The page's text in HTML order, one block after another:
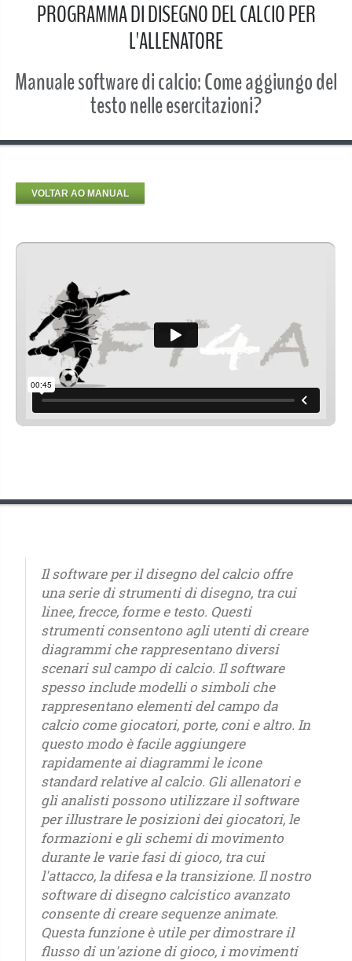
PROGRAMMA DI DISEGNO DEL CALCIO PER
L'ALLENATORE
Manuale software di calcio: Come aggiungo del
testo nelle esercitazioni?
VOLTAR AO MANUAL
Il software per il disegno del calcio offre
una serie di strumenti di disegno, tra cui
linee, frecce, forme e testo. Questi
strumenti consentono agli utenti di creare
diagrammi che rappresentano diversi
scenari sul campo di calcio. Il software
spesso include modelli o simboli che
rappresentano elementi del campo da
calcio come giocatori, porte, coni e altro. In
questo modo è facile aggiungere
rapidamente ai diagrammi le icone
standard relative al calcio. Gli allenatori e
gli analisti possono utilizzare il software
per illustrare le posizioni dei giocatori, le
formazioni e gli schemi di movimento
durante le varie fasi di gioco, tra cui
l'attacco, la difesa e la transizione. Il nostro
software di disegno calcistico avanzato
consente di creare sequenze animate.
Questa funzione è utile per dimostrare il
flusso di un'azione di gioco, i movimenti